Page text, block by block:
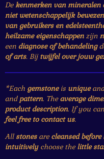
Dekenmerken van mineralen
niet wetenschappelijk bewezen
van gebruikers en
heilzame eigenschappenzijn
een diagnose of behandeling
of arts. Bijtwijfel over jouw
*Each gemstoneis unique
andpattern. The average
product description. If you
feel free to contact us.
Allstonesare cleansed
intuitivelychoose the little